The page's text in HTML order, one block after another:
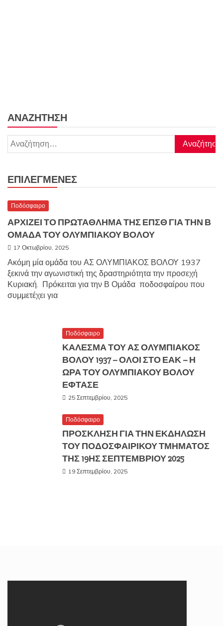
ΑΝΑΖΉΤΗΣΗ
Αναζήτηση
για:
ΕΠΙΛΕΓΜΈΝΕΣ
Ποδόσφαιρο
ΑΡΧΙΖΕΙ ΤΟ ΠΡΩΤΑΘΛΗΜΑ ΤΗΣ ΕΠΣΘ ΓΙΑ ΤΗΝ Β
ΟΜΑΔΑ ΤΟΥ ΟΛΥΜΠΙΑΚΟΥ ΒΟΛΟΥ
17 Οκτωβρίου, 2025
Ακόμη μία ομάδα του ΑΣ ΟΛΥΜΠΙΑΚΟΣ ΒΟΛΟΥ 1937
ξεκινά την αγωνιστική της δραστηριότητα την προσεχή
Κυριακή. Πρόκειται για την Β Ομάδα ποδοσφαίρου που
συμμετέχει για
Ποδόσφαιρο
ΚΑΛΕΣΜΑ ΤΟΥ ΑΣ ΟΛΥΜΠΙΑΚΟΣ
ΒΟΛΟΥ 1937 – ΟΛΟΙ ΣΤΟ ΕΑΚ – Η
ΩΡΑ ΤΟΥ ΟΛΥΜΠΙΑΚΟΥ ΒΟΛΟΥ
ΕΦΤΑΣΕ
25 Σεπτεμβρίου, 2025
Ποδόσφαιρο
ΠΡΟΣΚΛΗΣΗ ΓΙΑ ΤΗΝ ΕΚΔΗΛΩΣΗ
ΤΟΥ ΠΟΔΟΣΦΑΙΡΙΚΟΥ ΤΜΗΜΑΤΟΣ
ΤΗΣ 19ΗΣ ΣΕΠΤΕΜΒΡΙΟΥ 2025
19 Σεπτεμβρίου, 2025